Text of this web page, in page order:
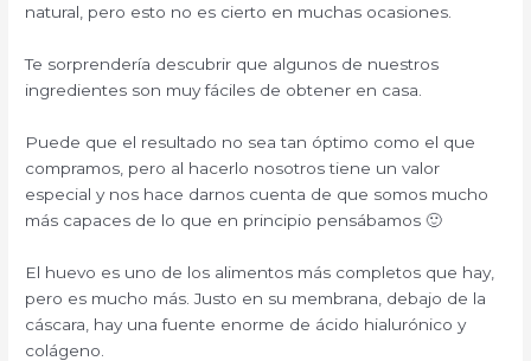
natural, pero esto no es cierto en muchas ocasiones.
Te sorprendería descubrir que algunos de nuestros
ingredientes son muy fáciles de obtener en casa.
Puede que el resultado no sea tan óptimo como el que
compramos, pero al hacerlo nosotros tiene un valor
especial y nos hace darnos cuenta de que somos mucho
más capaces de lo que en principio pensábamos 🙂
El huevo es uno de los alimentos más completos que hay,
pero es mucho más. Justo en su membrana, debajo de la
cáscara, hay una fuente enorme de ácido hialurónico y
colágeno.